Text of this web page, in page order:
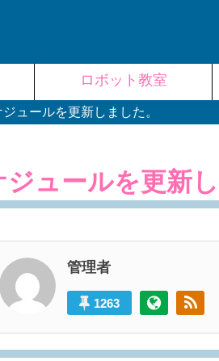
ロボット教室
ジュールを更新しました。
ジュールを更新し
管理者
1263